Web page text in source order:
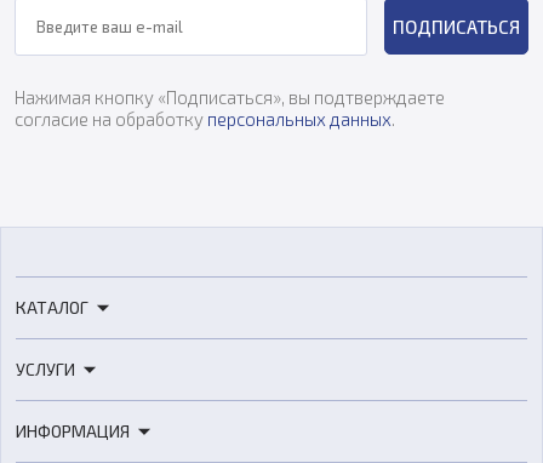
ПОДПИСАТЬСЯ
Нажимая кнопку «Подписаться», вы подтверждаете
согласие на обработку персональных данных.
КАТАЛОГ
3D-сканеры
Расходные материалы
УСЛУГИ
3D-моделирование
ИНФОРМАЦИЯ